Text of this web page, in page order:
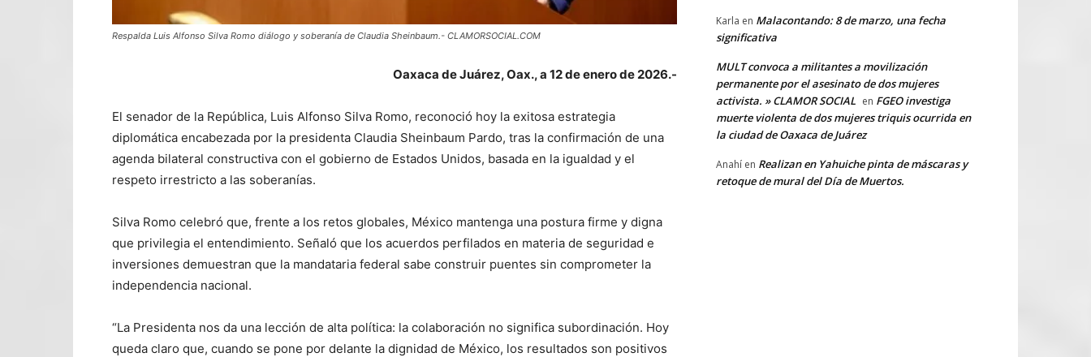
Respalda Luis Alfonso Silva Romo diálogo y soberanía de Claudia Sheinbaum.- CLAMORSOCIAL.COM
Oaxaca de Juárez, Oax., a 12 de enero de 2026.-
El senador de la República, Luis Alfonso Silva Romo, reconoció hoy la exitosa estrategia
diplomática encabezada por la presidenta Claudia Sheinbaum Pardo, tras la confirmación de una
agenda bilateral constructiva con el gobierno de Estados Unidos, basada en la igualdad y el
respeto irrestricto a las soberanías.
Silva Romo celebró que, frente a los retos globales, México mantenga una postura firme y digna
que privilegia el entendimiento. Señaló que los acuerdos perfilados en materia de seguridad e
inversiones demuestran que la mandataria federal sabe construir puentes sin comprometer la
independencia nacional.
“La Presidenta nos da una lección de alta política: la colaboración no significa subordinación. Hoy
queda claro que, cuando se pone por delante la dignidad de México, los resultados son positivos
Karla en Malacontando: 8 de marzo, una fecha
significativa
MULT convoca a militantes a movilización
permanente por el asesinato de dos mujeres
activista. » CLAMOR SOCIAL en FGEO investiga
muerte violenta de dos mujeres triquis ocurrida en
la ciudad de Oaxaca de Juárez
Anahí en Realizan en Yahuiche pinta de máscaras y
retoque de mural del Día de Muertos.